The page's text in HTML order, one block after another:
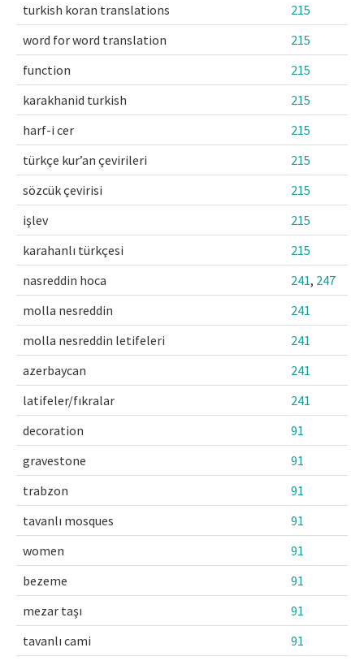
turkish koran translations
215
word for word translation
215
function
215
karakhanid turkish
215
harf-i cer
215
türkçe kur’an çevirileri
215
sözcük çevirisi
215
işlev
215
karahanlı türkçesi
215
nasreddin hoca
241, 247
molla nesreddin
241
molla nesreddin letifeleri
241
azerbaycan
241
latifeler/fıkralar
241
decoration
91
gravestone
91
trabzon
91
tavanlı mosques
91
women
91
bezeme
91
mezar taşı
91
tavanlı cami
91